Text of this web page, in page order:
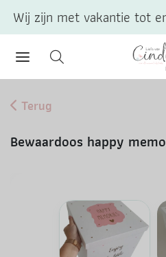
Terug
Bewaardoos happy
Wij zijn met vakantie tot